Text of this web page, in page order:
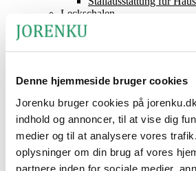
Denne hjemmeside bruger cookies
Jorenku bruger cookies på
indhold og annoncer, til at vise dig
medier og til at analysere vores
oplysninger om din brug af vores
partnere inden for sociale medier,
Leckschalen
Futtersäuren
Staldren®
Produktkatalog
Vertriebspartner
Kontakt Jorenku
Nachrichten
Über Jorenku
Veranstaltungen
Job bei Jorenku
Häufig gestellte Fragen
Gesellschaftliche Verantwortung